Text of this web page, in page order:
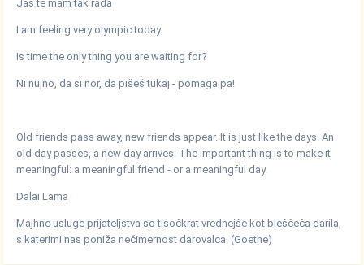
Jas te mam tak rada
I am feeling very olympic today
Is time the only thing you are waiting for?
Ni nujno, da si nor, da pišeš tukaj - pomaga pa!
Old friends pass away, new friends appear. It is just like the days. An
old day passes, a new day arrives. The important thing is to make it
meaningful: a meaningful friend - or a meaningful day.
Dalai Lama
Majhne usluge prijateljstva so tisočkrat vrednejše kot bleščeča darila,
s katerimi nas poniža nečimernost darovalca. (Goethe)